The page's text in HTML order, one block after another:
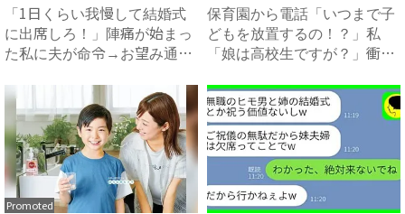
「1日くらい我慢して結婚式
に出席しろ！」陣痛が始まっ
た私に夫が命令→お望み通り
保育園から電話「いつまで子
どもを放置するの！？」私
「娘は高校生ですが？」衝撃
Promoted